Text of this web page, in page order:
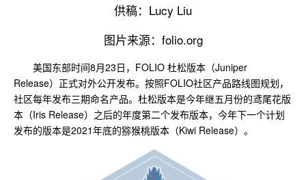
供稿：Lucy Liu
图片来源：folio.org
美国东部时间8月23日，FOLIO 杜松版本（Juniper
Release）正式对外公开发布。按照FOLIO社区产品路线图规划，
社区每年发布三期命名产品。杜松版本是今年继五月份的鸢尾花版
本（Iris Release）之后的年度第二个发布版本，今年下一个计划
发布的版本是2021年底的猕猴桃版本（Kiwi Release）。